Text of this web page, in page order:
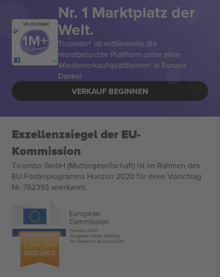
VIELEN DANK!
Nr. 1 Marktplatz der
Welt.
Ticombo® ist mittlerweile die
meistbesuchte Plattform unter allen
Wiederverkaufsplattformen in Europa.
Danke!
VERKAUF BEGINNEN
Exzellenzsiegel der EU-
Kommission
Ticombo GmbH (Muttergesellschaft) ist im Rahmen des
EU-Förderprogramms Horizon 2020 für ihren Vorschlag
Nr. 782393 anerkannt.